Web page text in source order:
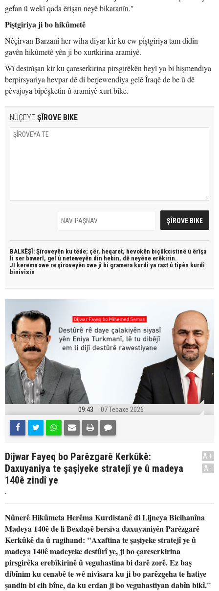
gefan û wekî qada êrişan neyê bikaranîn."
Piştgiriya ji bo hikûmetê
Nêçîrvan Barzanî her wiha diyar kir ku ew piştgiriya tam didin
gavên hikûmetê yên ji bo xurtkirina aramiyê.
Wî destnîşan kir ku çareserkirina pirsgirêkên heyî ya bi hişmendiya
berpirsyariya hevpar dê di berjewendiya gelê Îraqê de be û dê
pêvajoya bipêşketin û aramiyê xurt bike.
NÛÇEYE ŞÎROVE BIKE
BALKÊŞÎ: Şîroveyên ku têde; çêr, heqaret, hevokên biçûkxistinê û êrîşa
li ser bawerî, gel û neteweyên din hebin, dê neyêne erêkirin.
JI kerema xwe re şîroveyên xwe jî bi gramera kurdî ya rast û tîpên kurdî
binivîsin
09:43 07 Tebaxe 2026
Dijwar Fayeq bo Parêzgarê Kerkûkê:
Daxuyaniya te şaşiyeke stratejî ye û madeya
140ê zindî ye
.
A+
A-
Nûnerê Hikûmeta Herêma Kurdistanê di Lijneya Bicihanîna
Madeya 140ê de li Bexdayê bersiva daxuyaniyên Parêzgarê
Kerkûkê da û ragihand: "Axaftina te şaşiyeke stratejî ye û
madeya 140ê madeyeke destûrî ye, ji bo çareserkirina
pirsgirêka erebîkirinê û veguhastina bi darê zorê. Ez baş
dibînim ku cenabê te wê nivîsara ku ji bo parêzgeha te hatiye
şandin bi cih bîne, da ku erdan ji bo veguhastiyan dabîn bikî."